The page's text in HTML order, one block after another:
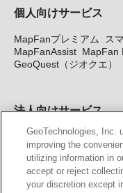
個人向けサービス
MapFanプレミアム
ス
MapFanAssist MapFan
GeoQuest（ジオクエ）
法人向けサービス
法人向け地図・位置情
図API Windows PC向け
サービス
MAP WORLD+
GeoTechnologies, Inc.
improving the
utilizing information in
accept or reject
your discretion except